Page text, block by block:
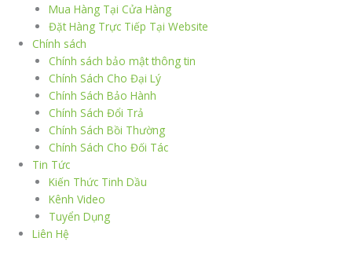
Mua Hàng Tại Cửa Hàng
Đặt Hàng Trực Tiếp Tại Website
Chính sách
Chính sách bảo mật thông tin
Chính Sách Cho Đại Lý
Chính Sách Bảo Hành
Chính Sách Đổi Trả
Chính Sách Bồi Thường
Chính Sách Cho Đối Tác
Tin Tức
Kiến Thức Tinh Dầu
Kênh Video
Tuyển Dụng
Liên Hệ